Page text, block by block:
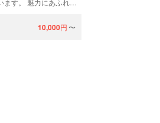
10,000円 〜